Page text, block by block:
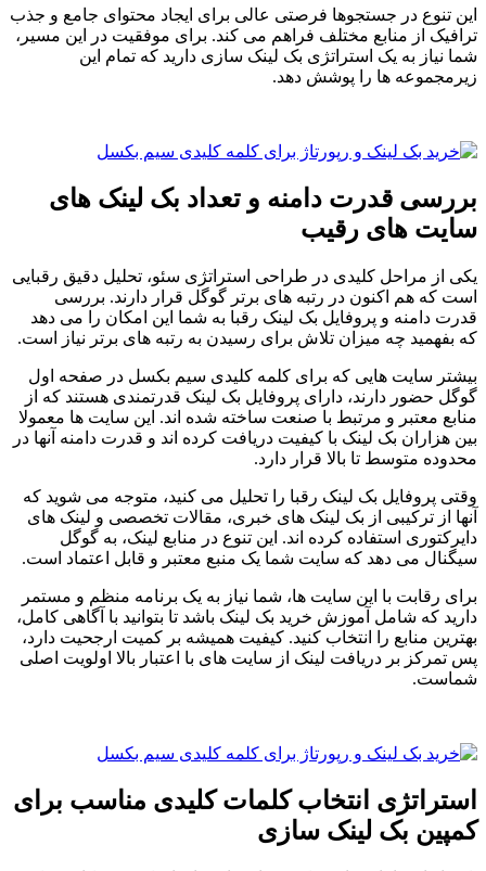
این تنوع در جستجوها فرصتی عالی برای ایجاد محتوای جامع و جذب
ترافیک از منابع مختلف فراهم می کند. برای موفقیت در این مسیر،
شما نیاز به یک استراتژی بک لینک سازی دارید که تمام این
زیرمجموعه ها را پوشش دهد.
بررسی قدرت دامنه و تعداد بک لینک های
سایت های رقیب
یکی از مراحل کلیدی در طراحی استراتژی سئو، تحلیل دقیق رقبایی
است که هم اکنون در رتبه های برتر گوگل قرار دارند. بررسی
قدرت دامنه و پروفایل بک لینک رقبا به شما این امکان را می دهد
که بفهمید چه میزان تلاش برای رسیدن به رتبه های برتر نیاز است.
بیشتر سایت هایی که برای کلمه کلیدی سیم بکسل در صفحه اول
گوگل حضور دارند، دارای پروفایل بک لینک قدرتمندی هستند که از
منابع معتبر و مرتبط با صنعت ساخته شده اند. این سایت ها معمولا
بین هزاران بک لینک با کیفیت دریافت کرده اند و قدرت دامنه آنها در
محدوده متوسط تا بالا قرار دارد.
وقتی پروفایل بک لینک رقبا را تحلیل می کنید، متوجه می شوید که
آنها از ترکیبی از بک لینک های خبری، مقالات تخصصی و لینک های
دایرکتوری استفاده کرده اند. این تنوع در منابع لینک، به گوگل
سیگنال می دهد که سایت شما یک منبع معتبر و قابل اعتماد است.
برای رقابت با این سایت ها، شما نیاز به یک برنامه منظم و مستمر
دارید که شامل آموزش خرید بک لینک باشد تا بتوانید با آگاهی کامل،
بهترین منابع را انتخاب کنید. کیفیت همیشه بر کمیت ارجحیت دارد،
پس تمرکز بر دریافت لینک از سایت های با اعتبار بالا اولویت اصلی
شماست.
استراتژی انتخاب کلمات کلیدی مناسب برای
کمپین بک لینک سازی